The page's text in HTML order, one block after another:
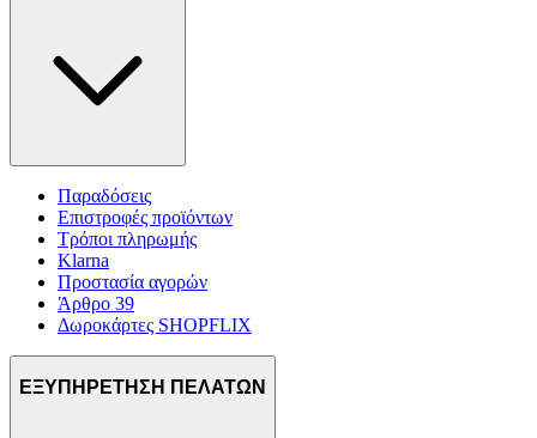
Παραδόσεις
Επιστροφές προϊόντων
Τρόποι πληρωμής
Klarna
Προστασία αγορών
Άρθρο 39
Δωροκάρτες SHOPFLIX
ΕΞΥΠΗΡΕΤΗΣΗ ΠΕΛΑΤΩΝ